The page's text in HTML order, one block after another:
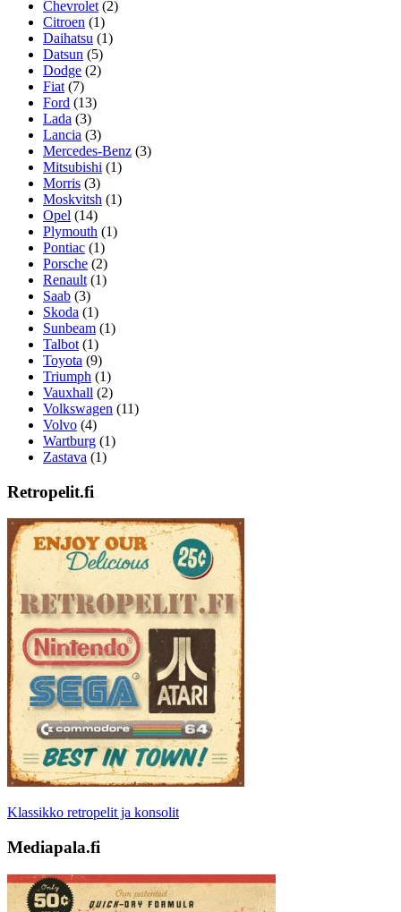
Chevrolet (2)
Citroen (1)
Daihatsu (1)
Datsun (5)
Dodge (2)
Fiat (7)
Ford (13)
Lada (3)
Lancia (3)
Mercedes-Benz (3)
Mitsubishi (1)
Morris (3)
Moskvitsh (1)
Opel (14)
Plymouth (1)
Pontiac (1)
Porsche (2)
Renault (1)
Saab (3)
Skoda (1)
Sunbeam (1)
Talbot (1)
Toyota (9)
Triumph (1)
Vauxhall (2)
Volkswagen (11)
Volvo (4)
Wartburg (1)
Zastava (1)
Retropelit.fi
Klassikko retropelit ja konsolit
Mediapala.fi